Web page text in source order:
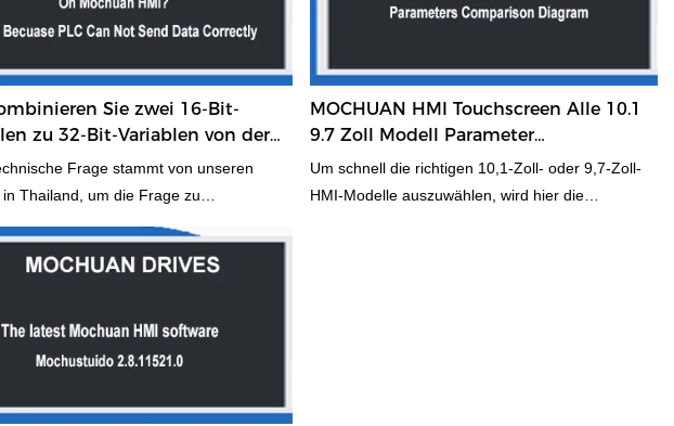
Sie zwei 16-Bit-
zu 32-Bit-Variablen von der
Mochuan-HMI-Panel
Frage stammt von unseren
in Thailand, um die Frage zu
wie zwei variable 16-Bits zu 32-Bits
HMI-Panel gesendet werden. Er
diese Marken-SPS nur das Senden von
Das ist das Wichtigste. Dieser
und die Datenberechnung
MOCHUAN HMI Touchscreen Alle 10.1
9.7 Zoll Modell Parameter
Vergleichsdiagramm
Um schnell die richtigen 10,1-Zoll- oder 9,7-Zoll-
HMI-Modelle auszuwählen, wird hier die